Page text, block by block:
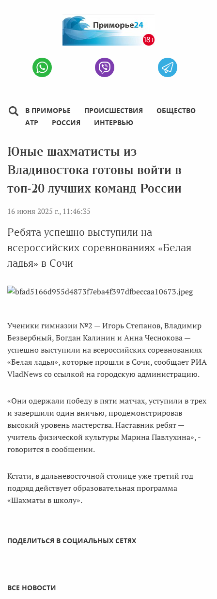
В ПРИМОРЬЕ ПРОИСШЕСТВИЯ
ОБЩЕСТВО
АТР
РОССИЯ ИНТЕРВЬЮ
Юные шахматисты из
Владивостока готовы войти в
топ-20 лучших команд России
16 июня 2025 г., 11:46:35
Ребята успешно выступили на
всероссийских соревнованиях «Белая
ладья» в Сочи
Ученики гимназии №2 — Игорь Степанов, Владимир
Безвербный, Богдан Калинин и Анна Чеснокова —
успешно выступили на всероссийских соревнованиях
«Белая ладья», которые прошли в Сочи, сообщает РИА
VladNews со ссылкой на городскую администрацию.
«Они одержали победу в пяти матчах, уступили в трех
и завершили один вничью, продемонстрировав
высокий уровень мастерства. Наставник ребят —
учитель физической культуры Марина Павлухина», -
говорится в сообщении.
Кстати, в дальневосточной столице уже третий год
подряд действует образовательная программа
«Шахматы в школу».
ПОДЕЛИТЬСЯ В СОЦИАЛЬНЫХ СЕТЯХ
ВСЕ НОВОСТИ